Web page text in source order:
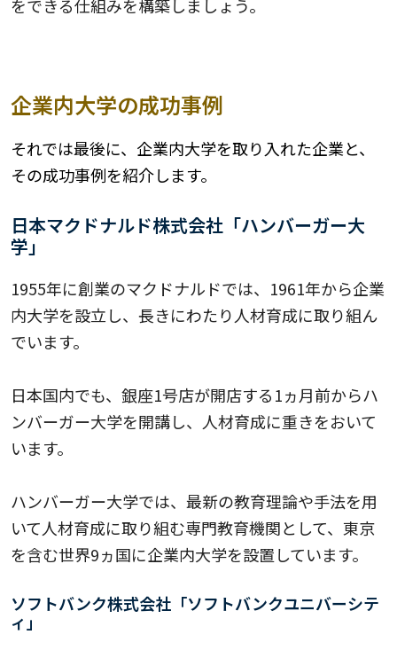
をできる仕組みを構築しましょう。
企業内大学の成功事例
それでは最後に、企業内大学を取り入れた企業と、
その成功事例を紹介します。
日本マクドナルド株式会社「ハンバーガー大
学」
1955年に創業のマクドナルドでは、1961年から企業
内大学を設立し、長きにわたり人材育成に取り組ん
でいます。
日本国内でも、銀座1号店が開店する1ヵ月前からハ
ンバーガー大学を開講し、人材育成に重きをおいて
います。
ハンバーガー大学では、最新の教育理論や手法を用
いて人材育成に取り組む専門教育機関として、東京
を含む世界9ヵ国に企業内大学を設置しています。
ソフトバンク株式会社「ソフトバンクユニバーシテ
ィ」